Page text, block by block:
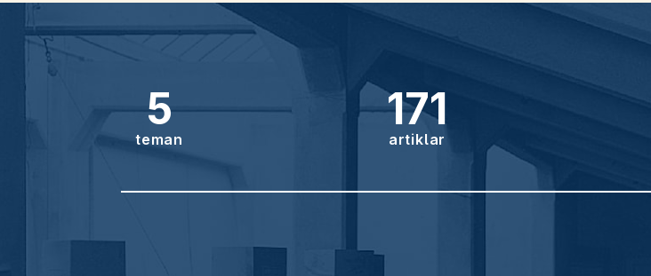
5
teman
171
artiklar